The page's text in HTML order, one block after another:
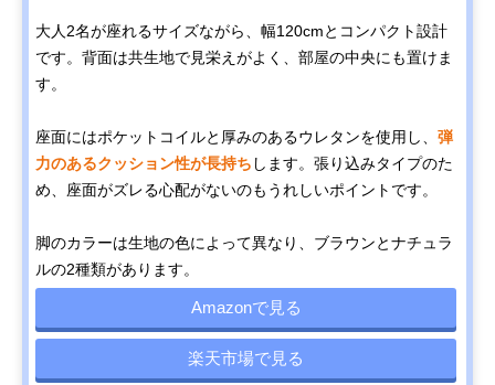
大人2名が座れるサイズながら、幅120cmとコンパクト設計
です。背面は共生地で見栄えがよく、部屋の中央にも置けま
す。
座面にはポケットコイルと厚みのあるウレタンを使用し、 弾
力のあるクッション性が長持ち します。張り込みタイプのた
め、座面がズレる心配がないのもうれしいポイントです。
脚のカラーは生地の色によって異なり、ブラウンとナチュラ
ルの2種類があります。
Amazonで見る
楽天市場で見る